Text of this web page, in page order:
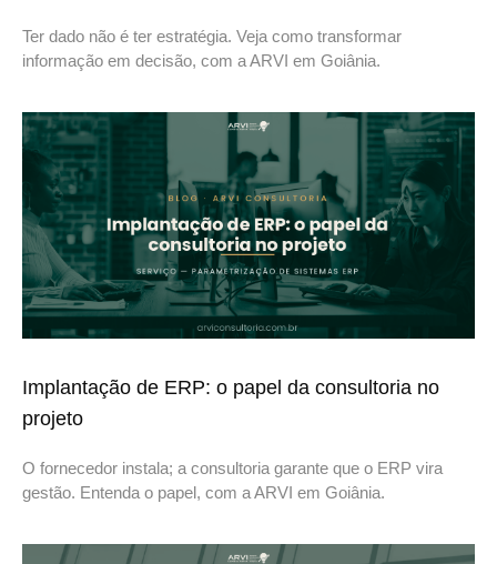
Ter dado não é ter estratégia. Veja como transformar
informação em decisão, com a ARVI em Goiânia.
Implantação de ERP: o papel da consultoria no
projeto
O fornecedor instala; a consultoria garante que o ERP vira
gestão. Entenda o papel, com a ARVI em Goiânia.